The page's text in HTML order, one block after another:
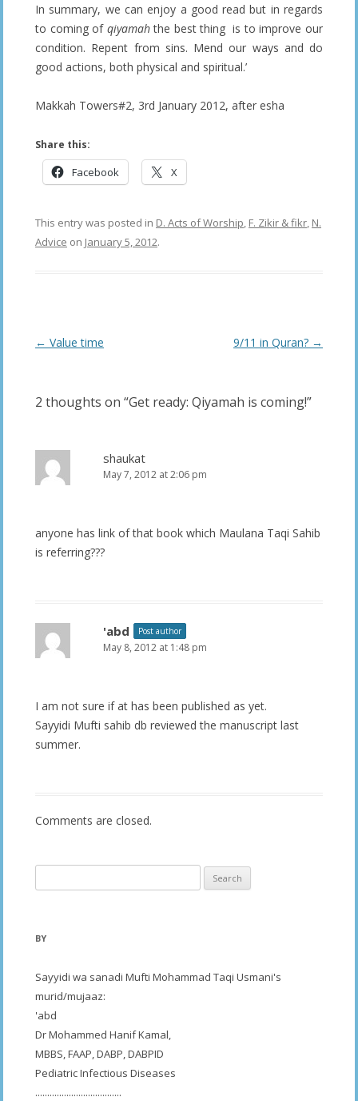
In summary, we can enjoy a good read but in regards
to coming of qiyamahthe best thing is to improve our
condition. Repent from sins. Mend our ways and do
good actions, both physical and spiritual.’
Makkah Towers#2, 3rd January 2012, after esha
Share this:
Facebook X
This entry was posted in D. Acts of Worship, F. Zikir & fikr, N.
Advice on January 5, 2012.
Post
← Value time 9/11 in Quran? →
2 thoughts on “Get ready: Qiyamah is coming!”
shaukat
May 7, 2012 at 2:06 pm
anyone has link of that book which Maulana Taqi Sahib
is referring???
'abd Post author
May 8, 2012 at 1:48 pm
I am not sure if at has been published as yet.
Sayyidi Mufti sahib db reviewed the manuscript last
summer.
Comments are closed.
for:
BY
Sayyidi wa sanadi Mufti Mohammad Taqi Usmani's
murid/mujaaz:
'abd
Dr Mohammed Hanif Kamal,
MBBS, FAAP, DABP, DABPID
Pediatric Infectious Diseases
....................................